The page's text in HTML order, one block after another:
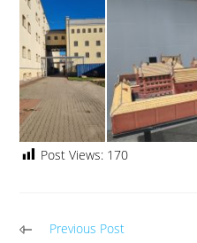
Post Views: 170
Previous Post